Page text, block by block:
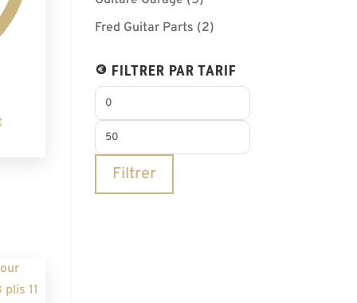
Fred Guitar Parts (2)
FILTRER PAR TARIF
Prix
min
Prix
max
Filtrer